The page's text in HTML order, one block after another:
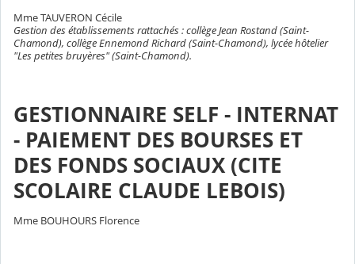
Mme TAUVERON Cécile
Gestion des établissements rattachés : collège Jean Rostand (Saint-
Chamond), collège Ennemond Richard (Saint-Chamond), lycée hôtelier
"Les petites bruyères" (Saint-Chamond).
GESTIONNAIRE SELF - INTERNAT
- PAIEMENT DES BOURSES ET
DES FONDS SOCIAUX (CITE
SCOLAIRE CLAUDE LEBOIS)
Mme BOUHOURS Florence